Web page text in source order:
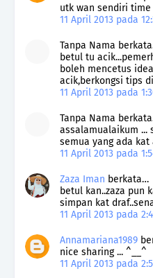
utk wan sendiri
11 April 2013 pada
Tanpa Nama
betul tu
boleh mencetus
acik,berkongsi tips
11 April 2013 pada
Tanpa Nama
assalamualaikum ...
semua yang ada kat
11 April 2013 pada
Zaza Iman berkata…
betul kan..zaza pun
simpan kat
11 April 2013 pada
Annamariana1989
nice sharing ... ^__^
11 April 2013 pada